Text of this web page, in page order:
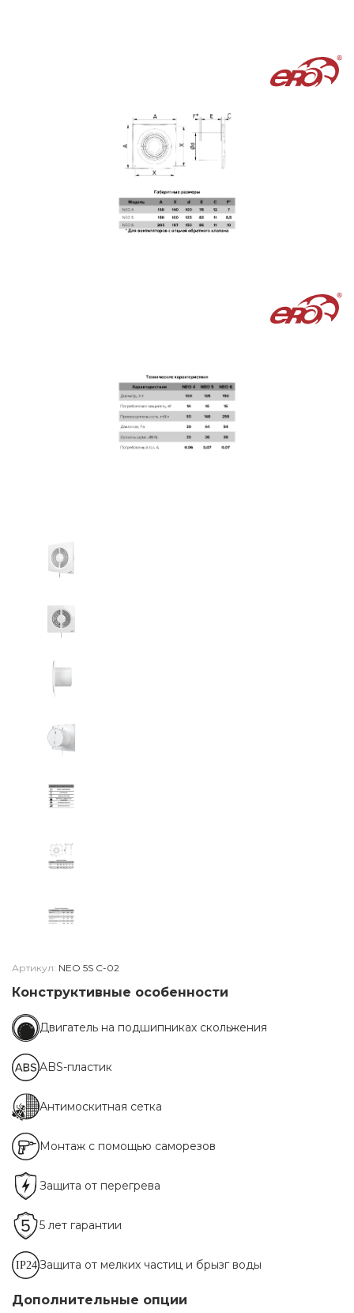
Артикул: NEO 5S C-02
Конструктивные особенности
Двигатель на подшипниках скольжения
ABS-пластик
Антимоскитная сетка
Монтаж с помощью саморезов
Защита от перегрева
5 лет гарантии
Защита от мелких частиц и брызг воды
Дополнительные опции